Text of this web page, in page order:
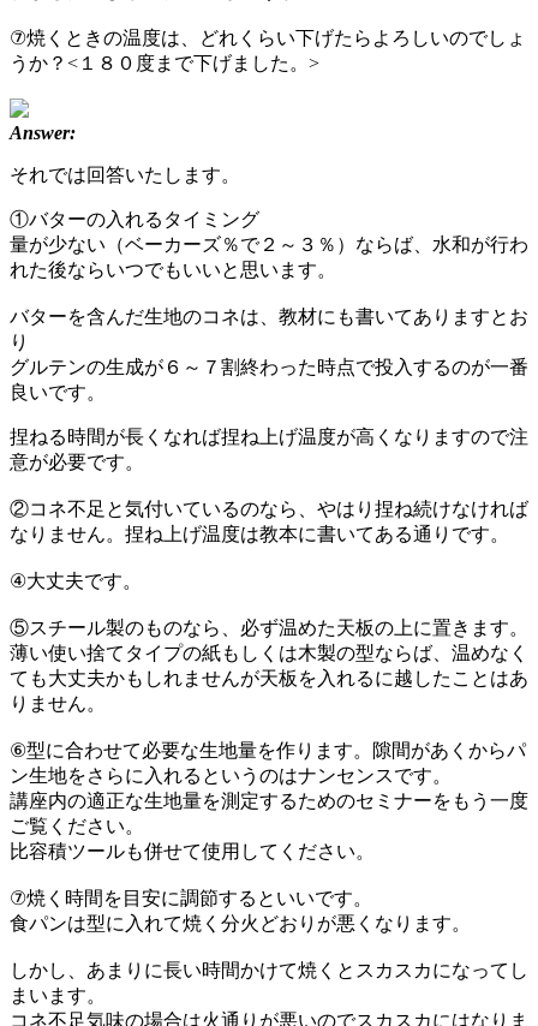
⑦焼くときの温度は、どれくらい下げたらよろしいのでしょ
うか？<１８０度まで下げました。>
Answer:
それでは回答いたします。
①バターの入れるタイミング
量が少ない（ベーカーズ％で２～３％）ならば、水和が行わ
れた後ならいつでもいいと思います。
バターを含んだ生地のコネは、教材にも書いてありますとお
り
グルテンの生成が６～７割終わった時点で投入するのが一番
良いです。
捏ねる時間が長くなれば捏ね上げ温度が高くなりますので注
意が必要です。
②コネ不足と気付いているのなら、やはり捏ね続けなければ
なりません。捏ね上げ温度は教本に書いてある通りです。
④大丈夫です。
⑤スチール製のものなら、必ず温めた天板の上に置きます。
薄い使い捨てタイプの紙もしくは木製の型ならば、温めなく
ても大丈夫かもしれませんが天板を入れるに越したことはあ
りません。
⑥型に合わせて必要な生地量を作ります。隙間があくからパ
ン生地をさらに入れるというのはナンセンスです。
講座内の適正な生地量を測定するためのセミナーをもう一度
ご覧ください。
比容積ツールも併せて使用してください。
⑦焼く時間を目安に調節するといいです。
食パンは型に入れて焼く分火どおりが悪くなります。
しかし、あまりに長い時間かけて焼くとスカスカになってし
まいます。
コネ不足気味の場合は火通りが悪いのでスカスカにはなりま